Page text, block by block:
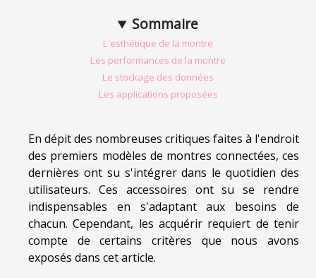
Sommaire
L'esthétique de la montre
Les performances de la montre
Le stockage des données
Les applications proposées
En dépit des nombreuses critiques faites à l'endroit
des premiers modèles de montres connectées, ces
dernières ont su s'intégrer dans le quotidien des
utilisateurs. Ces accessoires ont su se rendre
indispensables en s'adaptant aux besoins de
chacun. Cependant, les acquérir requiert de tenir
compte de certains critères que nous avons
exposés dans cet article.